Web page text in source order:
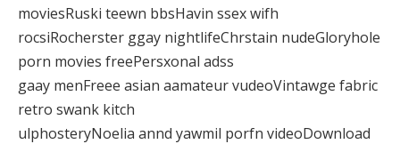
moviesRuski teewn bbsHavin ssex wifh
rocsiRocherster ggay nightlifeChrstain nudeGloryhole
porn movies freePersxonal adss
gaay menFreee asian aamateur vudeoVintawge fabric
retro swank kitch
ulphosteryNoelia annd yawmil porfn videoDownload